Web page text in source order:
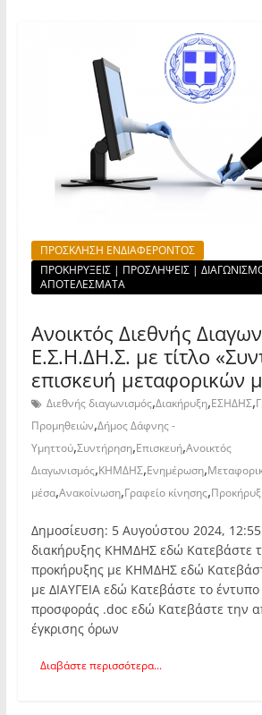
ΠΡΟΣΚΛΗΣΗ ΕΝΔΙΑΦΕΡΟΝΤΟΣ
ΠΡΟΚΗΡΥΞΕΙΣ | ΠΡΟΣΛΗΨΕΙΣ |
ΑΠΟΤΕΛΕΣΜΑΤΑ
Ανοικτός Διεθνής
Ε.Σ.Η.ΔΗ.Σ. με τίτλο
επισκευή μεταφορικών
Διεθνής διαγωνισμός,Διακήρυξη,ΕΣΗΔΗΣ,
Προμηθειών,Δήμος Δάφνης -
Υμηττού,Συντήρηση,Επισκευή,Ανοικτός
Διαγωνισμός,ΚΗΜΔΗΣ,Ενημέρωση,
μέσα,Ανακοίνωση,Γραφείο κίνησης,
Δημοσίευση: 5 Αυγούστου 2024,
διακήρυξης ΚΗΜΔΗΣ εδώ Κατεβάστε
προκήρυξης με ΚΗΜΔΗΣ εδώ
με ΔΙΑΥΓΕΙΑ εδώ Κατεβάστε το έντυπο
προσφοράς .doc εδώ Κατεβάστε την
έγκρισης όρων
Διαβάστε περισσότερα...